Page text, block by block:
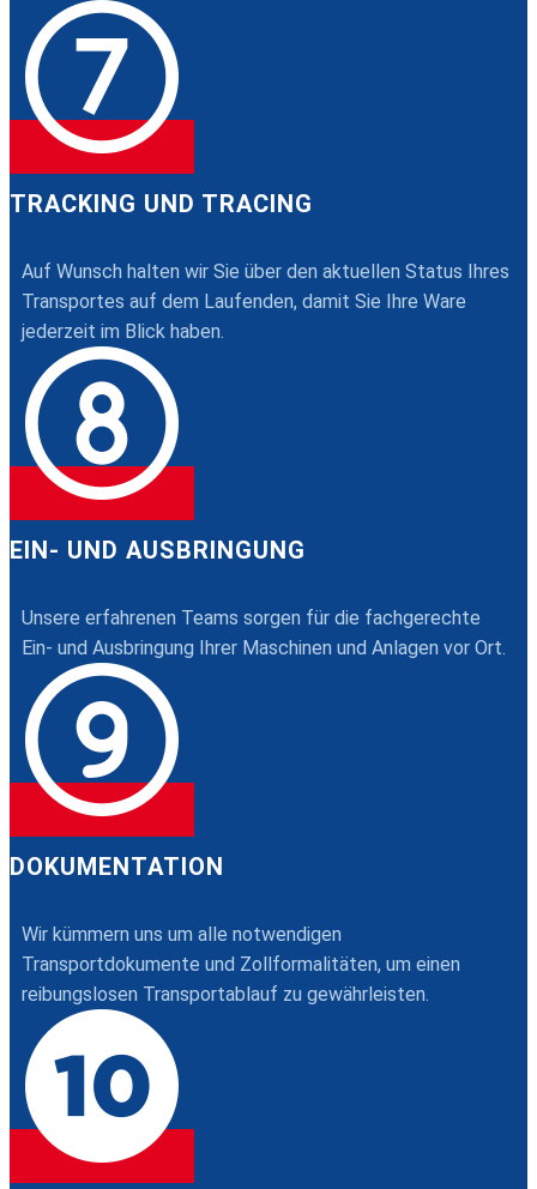
TRACKING UND TRACING
Auf Wunsch halten wir Sie über den aktuellen Status Ihres
Transportes auf dem Laufenden, damit Sie Ihre Ware
jederzeit im Blick haben.
EIN- UND AUSBRINGUNG
Unsere erfahrenen Teams sorgen für die fachgerechte
Ein- und Ausbringung Ihrer Maschinen und Anlagen vor Ort.
DOKUMENTATION
Wir kümmern uns um alle notwendigen
Transportdokumente und Zollformalitäten, um einen
reibungslosen Transportablauf zu gewährleisten.